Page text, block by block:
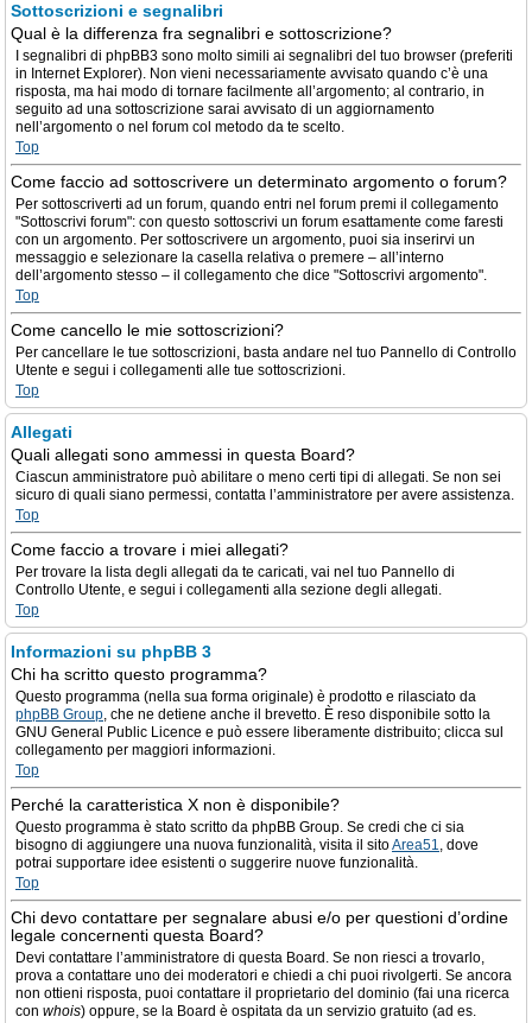
Sottoscrizioni e segnalibri
Qual è la differenza fra segnalibri e sottoscrizione?
I segnalibri di phpBB3 sono molto simili ai segnalibri del tuo browser (preferiti
in Internet Explorer). Non vieni necessariamente avvisato quando c’è una
risposta, ma hai modo di tornare facilmente all’argomento; al contrario, in
seguito ad una sottoscrizione sarai avvisato di un aggiornamento
nell’argomento o nel forum col metodo da te scelto.
Top
Come faccio ad sottoscrivere un determinato argomento o forum?
Per sottoscriverti ad un forum, quando entri nel forum premi il collegamento
"Sottoscrivi forum": con questo sottoscrivi un forum esattamente come faresti
con un argomento. Per sottoscrivere un argomento, puoi sia inserirvi un
messaggio e selezionare la casella relativa o premere – all’interno
dell’argomento stesso – il collegamento che dice "Sottoscrivi argomento".
Top
Come cancello le mie sottoscrizioni?
Per cancellare le tue sottoscrizioni, basta andare nel tuo Pannello di Controllo
Utente e segui i collegamenti alle tue sottoscrizioni.
Top
Allegati
Quali allegati sono ammessi in questa Board?
Ciascun amministratore può abilitare o meno certi tipi di allegati. Se non sei
sicuro di quali siano permessi, contatta l’amministratore per avere assistenza.
Top
Come faccio a trovare i miei allegati?
Per trovare la lista degli allegati da te caricati, vai nel tuo Pannello di
Controllo Utente, e segui i collegamenti alla sezione degli allegati.
Top
Informazioni su phpBB 3
Chi ha scritto questo programma?
Questo programma (nella sua forma originale) è prodotto e rilasciato da
phpBB Group, che ne detiene anche il brevetto. È reso disponibile sotto la
GNU General Public Licence e può essere liberamente distribuito; clicca sul
collegamento per maggiori informazioni.
Top
Perché la caratteristica X non è disponibile?
Questo programma è stato scritto da phpBB Group. Se credi che ci sia
bisogno di aggiungere una nuova funzionalità, visita il sitoArea51, dove
potrai supportare idee esistenti o suggerire nuove funzionalità.
Top
Chi devo contattare per segnalare abusi e/o per questioni d’ordine
legale concernenti questa Board?
Devi contattare l’amministratore di questa Board. Se non riesci a trovarlo,
prova a contattare uno dei moderatori e chiedi a chi puoi rivolgerti. Se ancora
non ottieni risposta, puoi contattare il proprietario del dominio (fai una ricerca
con whois) oppure, se la Board è ospitata da un servizio gratuito (ad es.